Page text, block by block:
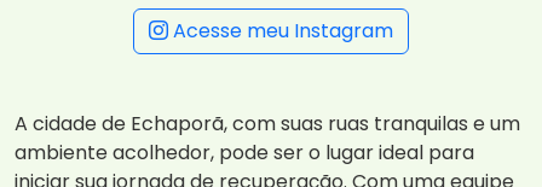
Acesse meu Instagram
A cidade de Echaporã, com suas ruas tranquilas e um
ambiente acolhedor, pode ser o lugar ideal para